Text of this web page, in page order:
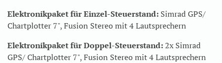
Elektronikpaket für Einzel-Steuerstand: Simrad GPS/
Chartplotter 7", Fusion Stereo mit 4 Lautsprechern
Elektronikpaket für Doppel-Steuerstand:2x Simrad
GPS/ Chartplotter 7", Fusion Stereo mit 4 Lautsprechern